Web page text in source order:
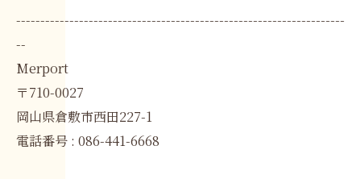
--------------------------------------------------------------------
--
Merport
〒710-0027
岡山県倉敷市西田227-1
電話番号 : 086-441-6668